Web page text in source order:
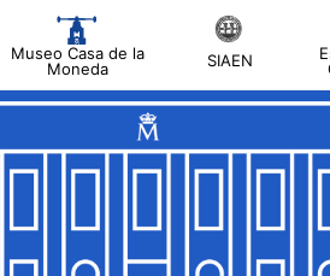
Museo Casa de la
Moneda
SIAEN